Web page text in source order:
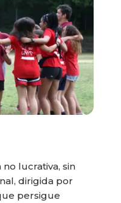
lucrativa, sin
dirigida por
persigue